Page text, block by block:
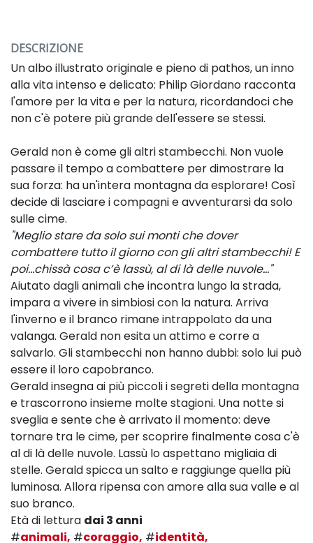
DESCRIZIONE
Un albo illustrato originale e pieno di pathos, un inno
alla vita intenso e delicato: Philip Giordano racconta
l'amore per la vita e per la natura, ricordandoci che
non c'è potere più grande dell'essere se stessi.
Gerald non è come gli altri stambecchi. Non vuole
passare il tempo a combattere per dimostrare la
sua forza: ha un'intera montagna da esplorare! Così
decide di lasciare i compagni e avventurarsi da solo
sulle cime.
"Meglio stare da solo sui monti che dover
combattere tutto il giorno con gli altri stambecchi! E
poi...chissà cosa c’è lassù, al di là delle nuvole..."
Aiutato dagli animali che incontra lungo la strada,
impara a vivere in simbiosi con la natura. Arriva
l'inverno e il branco rimane intrappolato da una
valanga. Gerald non esita un attimo e corre a
salvarlo. Gli stambecchi non hanno dubbi: solo lui può
essere il loro capobranco.
Gerald insegna ai più piccoli i segreti della montagna
e trascorrono insieme molte stagioni. Una notte si
sveglia e sente che è arrivato il momento: deve
tornare tra le cime, per scoprire finalmente cosa c'è
al di là delle nuvole. Lassù lo aspettano migliaia di
stelle. Gerald spicca un salto e raggiunge quella più
luminosa. Allora ripensa con amore alla sua valle e al
suo branco.
Età di lettura dai 3 anni
#animali, #coraggio, #identità,